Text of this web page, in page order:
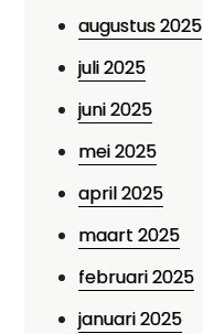
augustus 2025
juli 2025
juni 2025
mei 2025
april 2025
maart 2025
februari 2025
januari 2025